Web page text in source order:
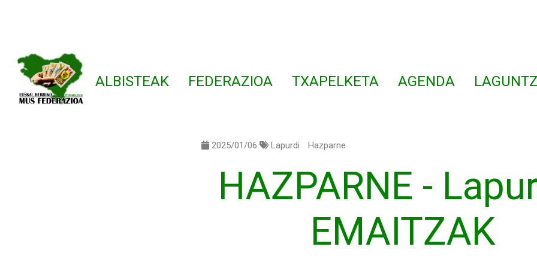
ALBISTEAK FEDERAZIOA TXAPELKETA AGENDA
2025/01/06 Lapurdi Hazparne
HAZPARNE -
EMAITZAK